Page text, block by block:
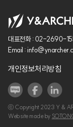
대표전화 : 02-2690-
Email :
개인정보처리방침
ⓒ Copyright 2023 Y &
Website made by